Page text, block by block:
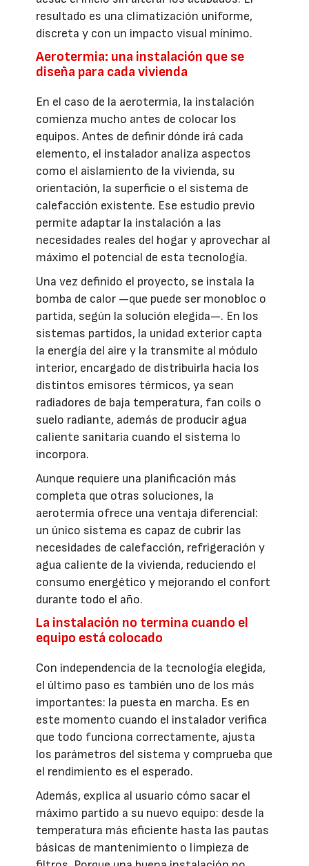
resultado es una climatización uniforme,
discreta y con un impacto visual mínimo.
Aerotermia: una instalación que se
diseña para cada vivienda
En el caso de la aerotermia, la instalación
comienza mucho antes de colocar los
equipos. Antes de definir dónde irá cada
elemento, el instalador analiza aspectos
como el aislamiento de la vivienda, su
orientación, la superficie o el sistema de
calefacción existente. Ese estudio previo
permite adaptar la instalación a las
necesidades reales del hogar y aprovechar al
máximo el potencial de esta tecnología.
Una vez definido el proyecto, se instala la
bomba de calor —que puede ser monobloc o
partida, según la solución elegida—. En los
sistemas partidos, la unidad exterior capta
la energía del aire y la transmite al módulo
interior, encargado de distribuirla hacia los
distintos emisores térmicos, ya sean
radiadores de baja temperatura, fan coils o
suelo radiante, además de producir agua
caliente sanitaria cuando el sistema lo
incorpora.
Aunque requiere una planificación más
completa que otras soluciones, la
aerotermia ofrece una ventaja diferencial:
un único sistema es capaz de cubrir las
necesidades de calefacción, refrigeración y
agua caliente de la vivienda, reduciendo el
consumo energético y mejorando el confort
durante todo el año.
La instalación no termina cuando el
equipo está colocado
Con independencia de la tecnología elegida,
el último paso es también uno de los más
importantes: la puesta en marcha. Es en
este momento cuando el instalador verifica
que todo funciona correctamente, ajusta
los parámetros del sistema y comprueba que
el rendimiento es el esperado.
Además, explica al usuario cómo sacar el
máximo partido a su nuevo equipo: desde la
temperatura más eficiente hasta las pautas
básicas de mantenimiento o limpieza de